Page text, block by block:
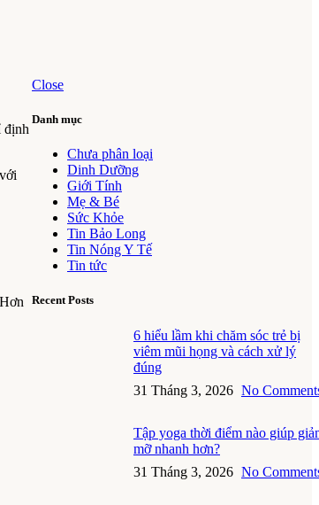
định
Close
Danh mục
Chưa phân loại
Dinh Dưỡng
Giới Tính
Mẹ & Bé
Sức Khỏe
Tin Bảo Long
Tin Nóng Y Tế
Tin tức
Recent Posts
6 hiểu lầm khi chăm sóc trẻ bị
viêm mũi họng và cách xử lý
đúng
31 Tháng 3, 2026 No
Tập yoga thời điểm nào giúp
mỡ nhanh hơn?
31 Tháng 3, 2026 No